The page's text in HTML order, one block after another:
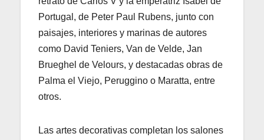
Portugal, de Peter Paul Rubens, junto con
paisajes, interiores y marinas de autores
como David Teniers, Van de Velde, Jan
Brueghel de Velours, y destacadas obras de
Palma el Viejo, Peruggino o Maratta, entre
otros.
Las artes decorativas completan los salones